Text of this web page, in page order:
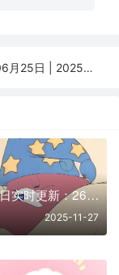
| 2025年分享最新26个免费节点,SSR/V2ray/Shadowrocket/Clash订阅链接
11月27日实时更新：26条可用SSR/V2Ray/Clash节点
2025-11-27